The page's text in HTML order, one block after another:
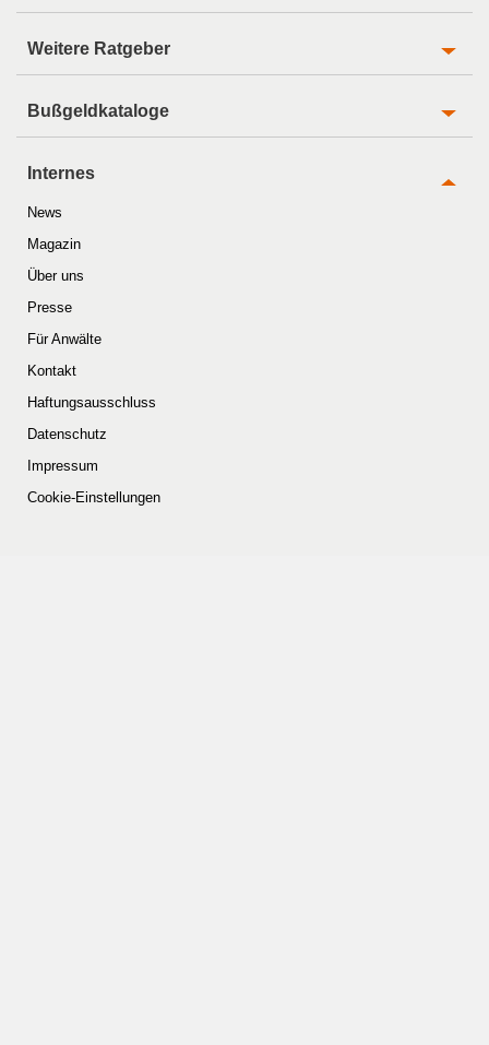
Weitere Ratgeber
Bußgeldkataloge
Internes
News
Magazin
Über uns
Presse
Für Anwälte
Kontakt
Haftungsausschluss
Datenschutz
Impressum
Cookie-Einstellungen